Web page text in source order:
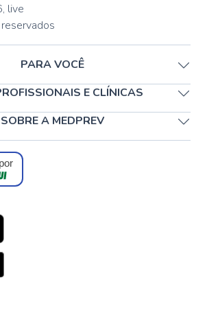
, live
PARA VOCÊ
E CLÍNICAS
SOBRE A MEDPREV